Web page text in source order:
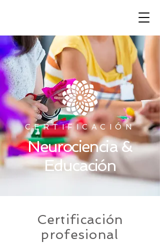
CERTIFICACIÓN
Neurociencia &
Educación
Certificación
profesional